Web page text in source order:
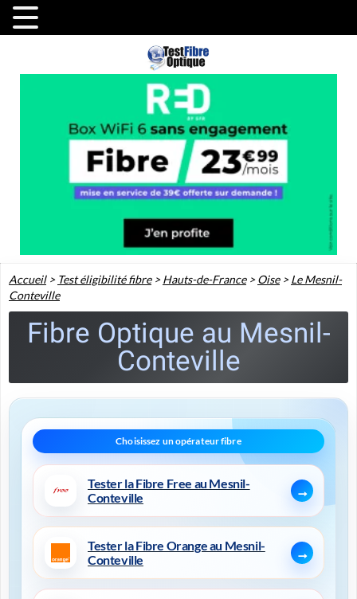
Accueil> Test éligibilité fibre>Hauts-de-France>Oise>Le Mesnil-
Conteville
Fibre Optique au Mesnil-
Conteville
Tester la Fibre Free au Mesnil-
Conteville
Tester la Fibre Orange au Mesnil-
Conteville